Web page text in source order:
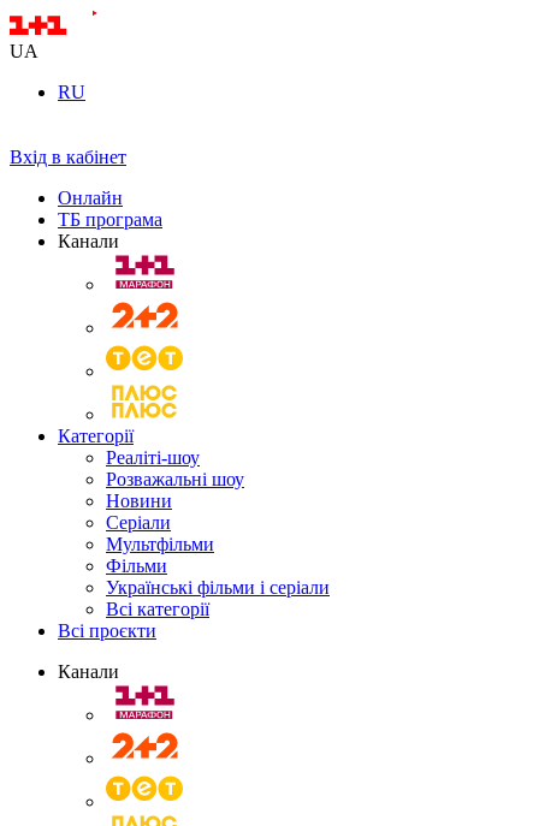
UA
RU
Вхід в кабінет
Онлайн
ТБ програма
Канали
Категорії
Реаліті-шоу
Розважальні шоу
Новини
Серіали
Мультфільми
Фільми
Українські фільми і серіали
Всі категорії
Всі проєкти
Канали